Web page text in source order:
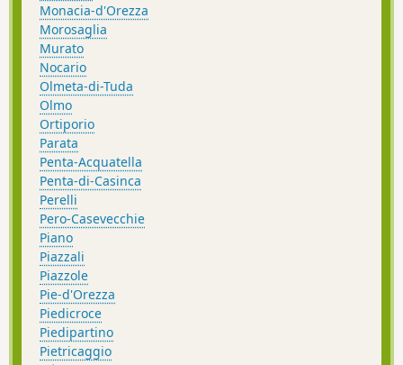
Monacia-d'Orezza
Morosaglia
Murato
Nocario
Olmeta-di-Tuda
Olmo
Ortiporio
Parata
Penta-Acquatella
Penta-di-Casinca
Perelli
Pero-Casevecchie
Piano
Piazzali
Piazzole
Pie-d'Orezza
Piedicroce
Piedipartino
Pietricaggio